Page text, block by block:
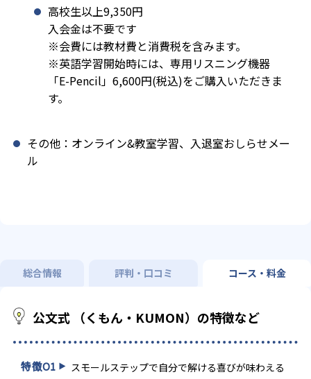
高校生以上9,350円
入会金は不要です
※会費には教材費と消費税を含みます。
※英語学習開始時には、専用リスニング機器
「E-Pencil」6,600円(税込)をご購入いただきま
す。
その他：オンライン&教室学習、入退室おしらせメー
ル
総合情報 評判・口コミ コース・料金
公文式 （くもん・KUMON）の特徴など
特徴01 スモールステップで自分で解ける喜びが味わえる